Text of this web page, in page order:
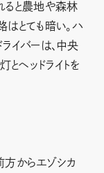
ると農地や森林
とても暗い。ハ
イバーは、中央
ヘッドライトを
方からエゾシカ